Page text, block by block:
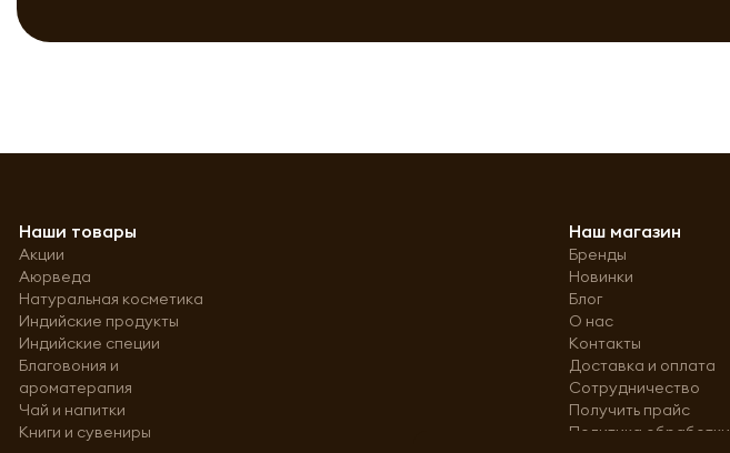
Наши товары
Акции
Аюрведа
Натуральная косметика
Индийские продукты
Индийские специи
Благовония и
ароматерапия
Чай и напитки
Книги и сувениры
Наш магазин
Бренды
Новинки
Блог
О нас
Контакты
Доставка и оплата
Сотрудничество
Получить прайс
Политика обработки